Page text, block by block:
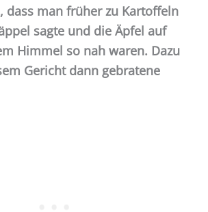
dass man früher zu Kartoffeln
sagte und die Äpfel auf
Himmel so nah waren. Dazu
Gericht dann gebratene